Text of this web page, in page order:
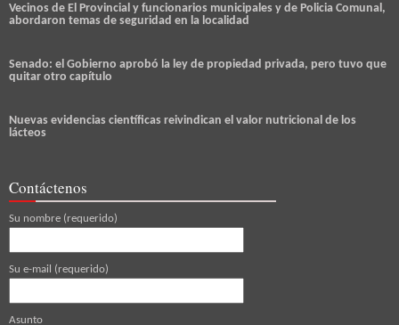
Vecinos de El Provincial y funcionarios municipales y de Policia Comunal,
abordaron temas de seguridad en la localidad
Senado: el Gobierno aprobó la ley de propiedad privada, pero tuvo que
quitar otro capítulo
Nuevas evidencias científicas reivindican el valor nutricional de los
lácteos
Contáctenos
Su nombre (requerido)
Su e-mail (requerido)
Asunto